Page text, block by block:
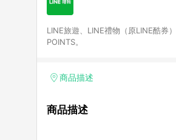
LINE旅遊、LINE禮物（原LINE酷券
POINTS。
商品描述
商品描述